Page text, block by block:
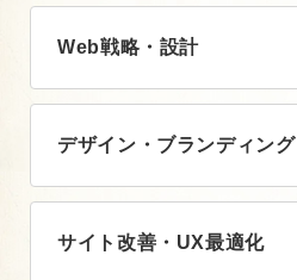
Web戦略・設計
デザイン・ブランディング
サイト改善・UX最適化